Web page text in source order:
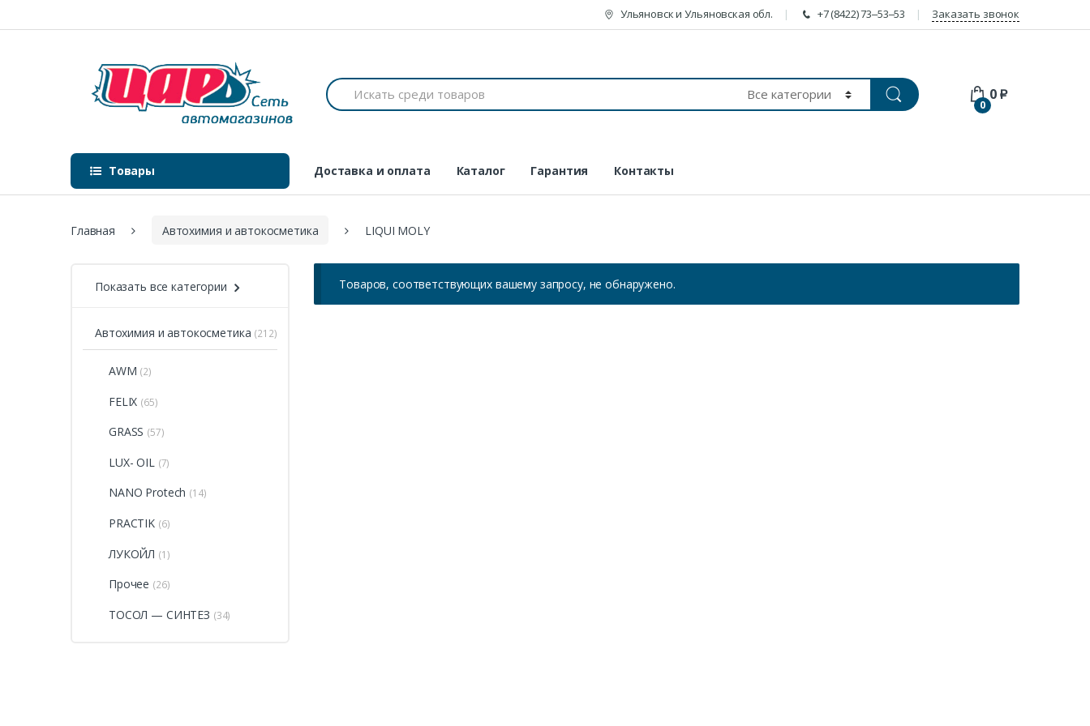
Ульяновск и Ульяновская обл. +7 (8422) 73‒53‒53 Заказать звонок
П
о
и
0
0₽
Товары Доставка и оплата Каталог Гарантия Контакты
Главная Автохимия и автокосметика LIQUI MOLY
Товаров, соответствующих вашему запросу, не обнаружено.
Показать все категории
Автохимия и автокосметика (212)
AWM (2)
FELIX (65)
GRASS (57)
LUХ- ОIL (7)
NANO Protech (14)
PRACTIK (6)
ЛУКОЙЛ (1)
Прочее (26)
ТОСОЛ — СИНТЕЗ (34)